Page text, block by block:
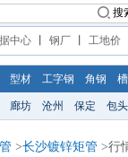
搜
中心 钢厂 工地价
型材 工字钢 角钢
廊坊 沧州 保定 包头
>长沙镀锌矩管 >行